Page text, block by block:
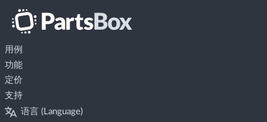
用例
功能
定价
支持
语言 (Language)